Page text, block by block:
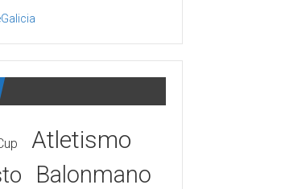
Atletismo
Balonmano